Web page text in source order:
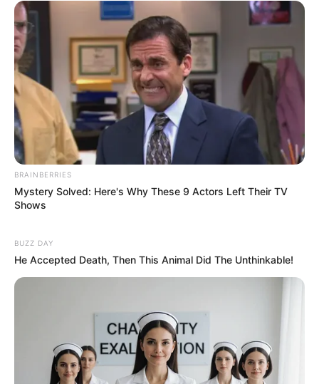
Finalement, tout s’est bien passé. “
le réveil avec la perfusion ont été des moments
difficiles mais il a tellement géré comme un
chef. J’étais tellement fière de lui. Il a été
BRAINBERRIES
Mystery Solved: Here's Why These 9 Actors Left Their TV
Shows
BUZZ DAY
He Accepted Death, Then This Animal Did The Unthinkable!